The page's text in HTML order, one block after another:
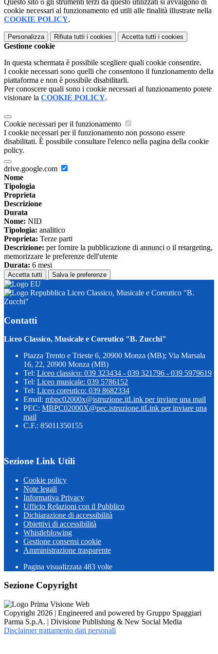
cookie necessari al funzionamento ed utili alle finalità illustrate nella
COOKIE POLICY.
Personalizza Rifiuta tutti i cookies Accetta tutti i cookies
Gestione cookie
In questa schermata è possibile scegliere quali cookie consentire.
I cookie necessari sono quelli che consentono il funzionamento della
piattaforma e non è possibile disabilitarli.
Per conoscere quali sono i cookie necessari al funzionamento potete
visionare la COOKIE POLICY.
Cookie necessari per il funzionamento
I cookie necessari per il funzionamento non possono essere
disabilitati. È possibile consultare l'elenco nella pagina della cookie
policy.
drive.google.com
Nome
Tipologia
Proprieta
Descrizione
Durata
Nome: NID
Tipologia: analitico
Proprieta: Terze parti
Descrizione: per fornire la pubblicazione di annunci o il retargeting,
memorizzare le preferenze dell'utente
Durata: 6 mesi
Accetta tutti Salva le preferenze
Liceo Classico, Musicale e Coreutico "B.
Zucchi"
Contatti
Liceo Classico, Musicale e Coreutico "B. Zucchi"
Piazza Trento e Trieste 6, 20900 Monza (MB); Via Marsala
16, 22, 20900 Monza (MB)
Tel: Liceo classico: 039 323434 - 039 321796 - 039 5979619
Tel: Liceo musicale: 039 5786152
Tel: Liceo coreutico: 039 8682334
Email: mbpc02000x@istruzione.itLink per inviare una mail
PEC: MBPC02000X@pec.istruzione.itLink per inviare una
mail
C.F.: 85011350155
Sezione Link Utili
Cookie policy
Note legali
Informativa Privacy
Ufficio Relazioni con il Pubblico
Dichiarazione di accessibilità
Obiettivi di accessibilità
Whistleblowing
Gestione consensi cookie
Amministrazione trasparente
Pagina visualizzata 483 volte
Sezione Copyright
Copyright 2026 | Engineered and powered by Gruppo Spaggiari
Parma S.p.A. | Divisione Publishing & New Social Media
Disclaimer trattamento dati personali